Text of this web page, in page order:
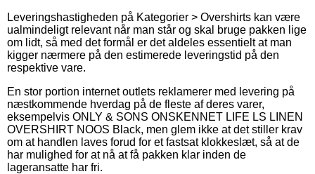
Leveringshastigheden på Kategorier > Overshirts kan være
ualmindeligt relevant når man står og skal bruge pakken lige
om lidt, så med det formål er det aldeles essentielt at man
kigger nærmere på den estimerede leveringstid på den
respektive vare.
En stor portion internet outlets reklamerer med levering på
næstkommende hverdag på de fleste af deres varer,
eksempelvis ONLY & SONS ONSKENNET LIFE LS LINEN
OVERSHIRT NOOS Black, men glem ikke at det stiller krav
om at handlen laves forud for et fastsat klokkeslæt, så at de
har mulighed for at nå at få pakken klar inden de
lageransatte har fri.